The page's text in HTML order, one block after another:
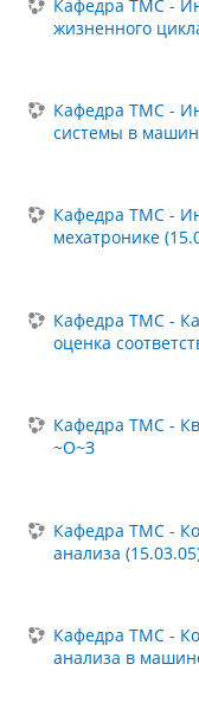
Кафедра ТМС -
жизненного
Кафедра ТМС -
системы в
Кафедра ТМС -
мехатронике
Кафедра ТМС -
оценка
Кафедра ТМС -
~О~З
Кафедра ТМС -
анализа
Кафедра ТМС -
анализа в